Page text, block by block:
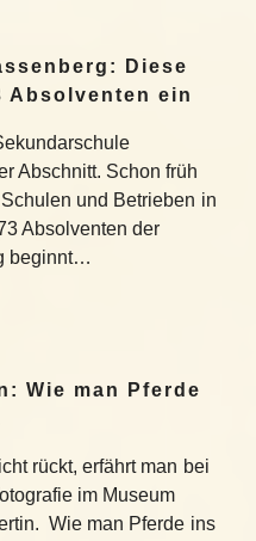
Diese
Absolventen ein
Abschnitt. Schon früh
und Betrieben in
Absolventen der
beginnt…
Wie man Pferde
rückt, erfährt man bei
im Museum
Wie man Pferde ins